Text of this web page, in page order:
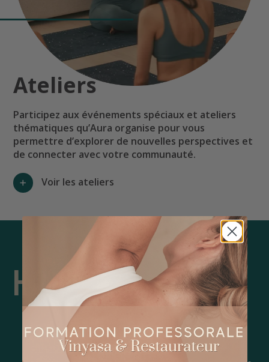
Ateliers
Participez aux événements spéciaux et ateliers
thématiques qu’Aura organise pour vous
permettre d’explorer de nouvelles perspectives et
de connecter avec votre communauté.
Voir les ateliers
Horaire
La compétence des professeurs d’Aura Yoga &
Fitness rend la pratique accessible à tous et